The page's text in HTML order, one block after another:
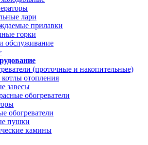
лари
прилавки
горки
обслуживание
(проточные и накопительные)
котлы отопления
завесы
обогреватели
обогреватели
пушки
камины